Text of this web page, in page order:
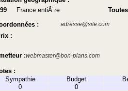
France entiÃ¨re
Toutes
:
adresse@site.com
:
:webmaster@bon-plans.com
:
Sympathie
Budget
0
0